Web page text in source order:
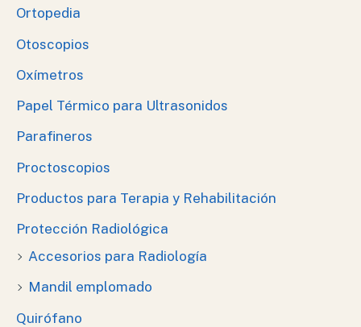
Ortopedia
Otoscopios
Oxímetros
Papel Térmico para Ultrasonidos
Parafineros
Proctoscopios
Productos para Terapia y Rehabilitación
Protección Radiológica
Accesorios para Radiología
Mandil emplomado
Quirófano